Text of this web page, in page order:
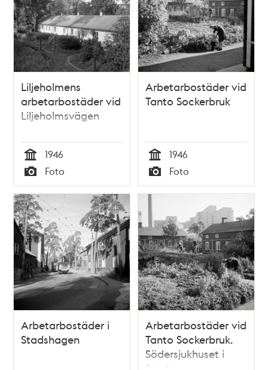
Liljeholmens
arbetarbostäder vid
Liljeholmsvägen
Tid
1946
Typ
Foto
Arbetarbostäder vid
Tanto Sockerbruk
Tid
1946
Typ
Foto
Arbetarbostäder i
Stadshagen
Arbetarbostäder vid
Tanto Sockerbruk.
Södersjukhuset i